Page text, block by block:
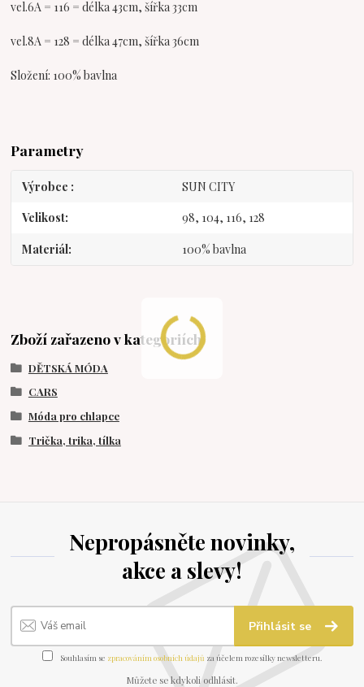
vel.6A = 116 = délka 43cm, šířka 33cm
vel.8A = 128 = délka 47cm, šířka 36cm
Složení: 100% bavlna
Parametry
Výrobce SUN CITY
Velikost 98, 104, 116, 128
Materiál 100% bavlna
Zboží zařazeno v kategoriích
DĚTSKÁ MÓDA
CARS
Móda pro chlapce
Trička, trika, tílka
Nepropásněte novinky,
akce a slevy!
Přihlásit se
Souhlasím se zpracováním osobních údajů za účelem rozesílky newsletteru.
Můžete se kdykoli odhlásit.